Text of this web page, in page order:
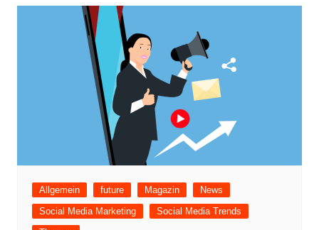
Allgemein future Magazin
News
Social Media Marketing
Social Media Trends